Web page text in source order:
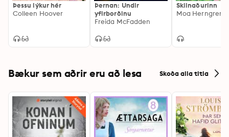
Þessu lýkur hér
Colleen Hoover
Þernan: Undir
yfirborðinu
Freida McFadden
Skilnaðurinn
Moa Herngren
Bækur sem aðrir eru að lesa Skoða alla titla